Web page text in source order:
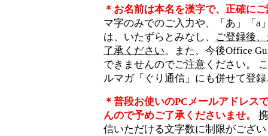
＊お名前は本名を漢字で、正確に
マ字のみでのご入力や、「あ」「a
は、いたずらとみなし、
ご登録後
了承ください。また、今後Office
できませんのでご注意ください。
ルマガ「ぐり通信」にも併せて登
＊普段お使いのPCメールアドレス
んので予めご了承くださいませ。
信いただける文字数に制限がござ